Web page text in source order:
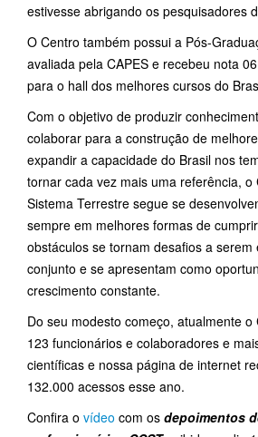
estivesse abrigando os pesquisadores
O Centro também possui a Pós-
avaliada pela CAPES e recebeu nota
para o hall dos melhores cursos do
Com o objetivo de produzir
colaborar para a construção de
expandir a capacidade do Brasil nos
tornar cada vez mais uma referência, o
Sistema Terrestre segue se
sempre em melhores formas de
obstáculos se tornam desafios a serem
conjunto e se apresentam como
crescimento constante.
Do seu modesto começo, atualmente o
123 funcionários e colaboradores e
científicas e nossa página de internet
132.000 acessos esse ano.
Confira o vídeo com os depoimentos